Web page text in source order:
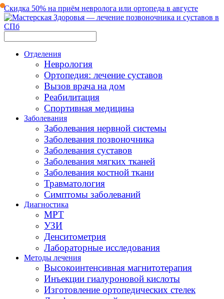
Скидка 50% на приём невролога или ортопеда в августе
Отделения
Неврология
Ортопедия: лечение суставов
Вызов врача на дом
Реабилитация
Спортивная медицина
Заболевания
Заболевания нервной системы
Заболевания позвоночника
Заболевания суставов
Заболевания мягких тканей
Заболевания костной ткани
Травматология
Симптомы заболеваний
Диагностика
МРТ
УЗИ
Денситометрия
Лабораторные исследования
Методы лечения
Высокоинтенсивная магнитотерапия
Инъекции гиалуроновой кислоты
Изготовление ортопедических стелек